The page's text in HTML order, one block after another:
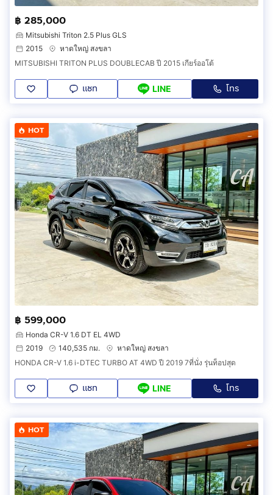
฿ 285,000
Mitsubishi Triton 2.5 Plus GLS
2015
หาดใหญ่ สงขลา
MITSUBISHI TRITON PLUS DOUBLECAB ปี 2015 เกียร์ออโต้
แชท LINE โทร
HOT
฿ 599,000
Honda CR-V 1.6 DT EL 4WD
2019
140,535 กม.
หาดใหญ่ สงขลา
HONDA CR-V 1.6 i-DTEC TURBO AT 4WD ปี 2019 7ที่นั่ง รุ่นท็อปสุด
แชท LINE โทร
HOT